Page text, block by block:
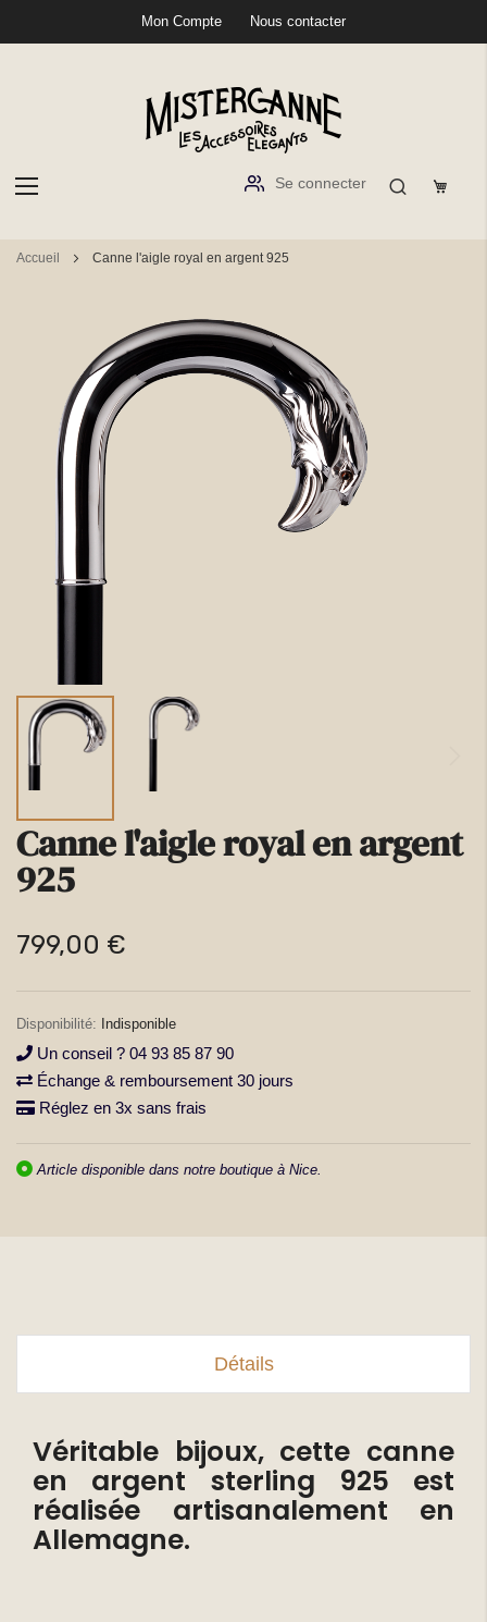
Mon Compte Nous contacter
Se connecter
Aller
Accueil Canne l'aigle royal en argent 925
galerie
d’images
Passer
au
de
d’images
Canne l'aigle royal en argent
925
799,00 €
Indisponible
Un conseil ? 04 93 85 87 90
Échange & remboursement 30 jours
Réglez en 3x sans frais
Article disponible dans notre boutique à Nice.
Détails
Véritable bijoux, cette canne
en argent sterling 925 est
réalisée artisanalement en
Allemagne.